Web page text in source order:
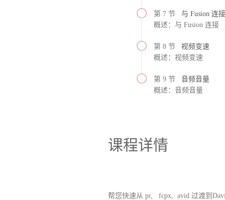
第 7 节 与 Fusion 连接
概述：与 Fusion 连接
第 8 节 视频变速
概述：视频变速
第 9 节 音频音量
概述：音频音量
课程详情
帮您快速从 pr, fcpx, avid 过渡到